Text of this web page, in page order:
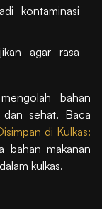
kontaminasi
agar rasa
bahan
dan sehat. Baca
di Kulkas:
bahan makanan
kulkas.